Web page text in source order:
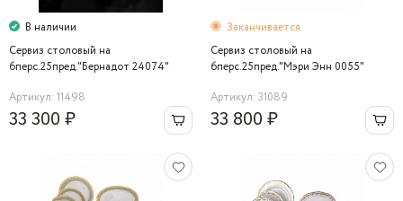
В наличии
Сервиз столовый на
6перс.25пред."Бернадот 24074"
Артикул: 11498
33 300 ₽
Заканчивается
Сервиз столовый на
6перс.25пред."Мэри Энн 0055"
Артикул: 31089
33 800 ₽